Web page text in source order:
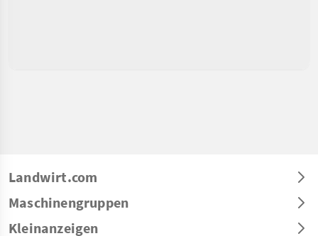
Landwirt.com
Maschinengruppen
Kleinanzeigen